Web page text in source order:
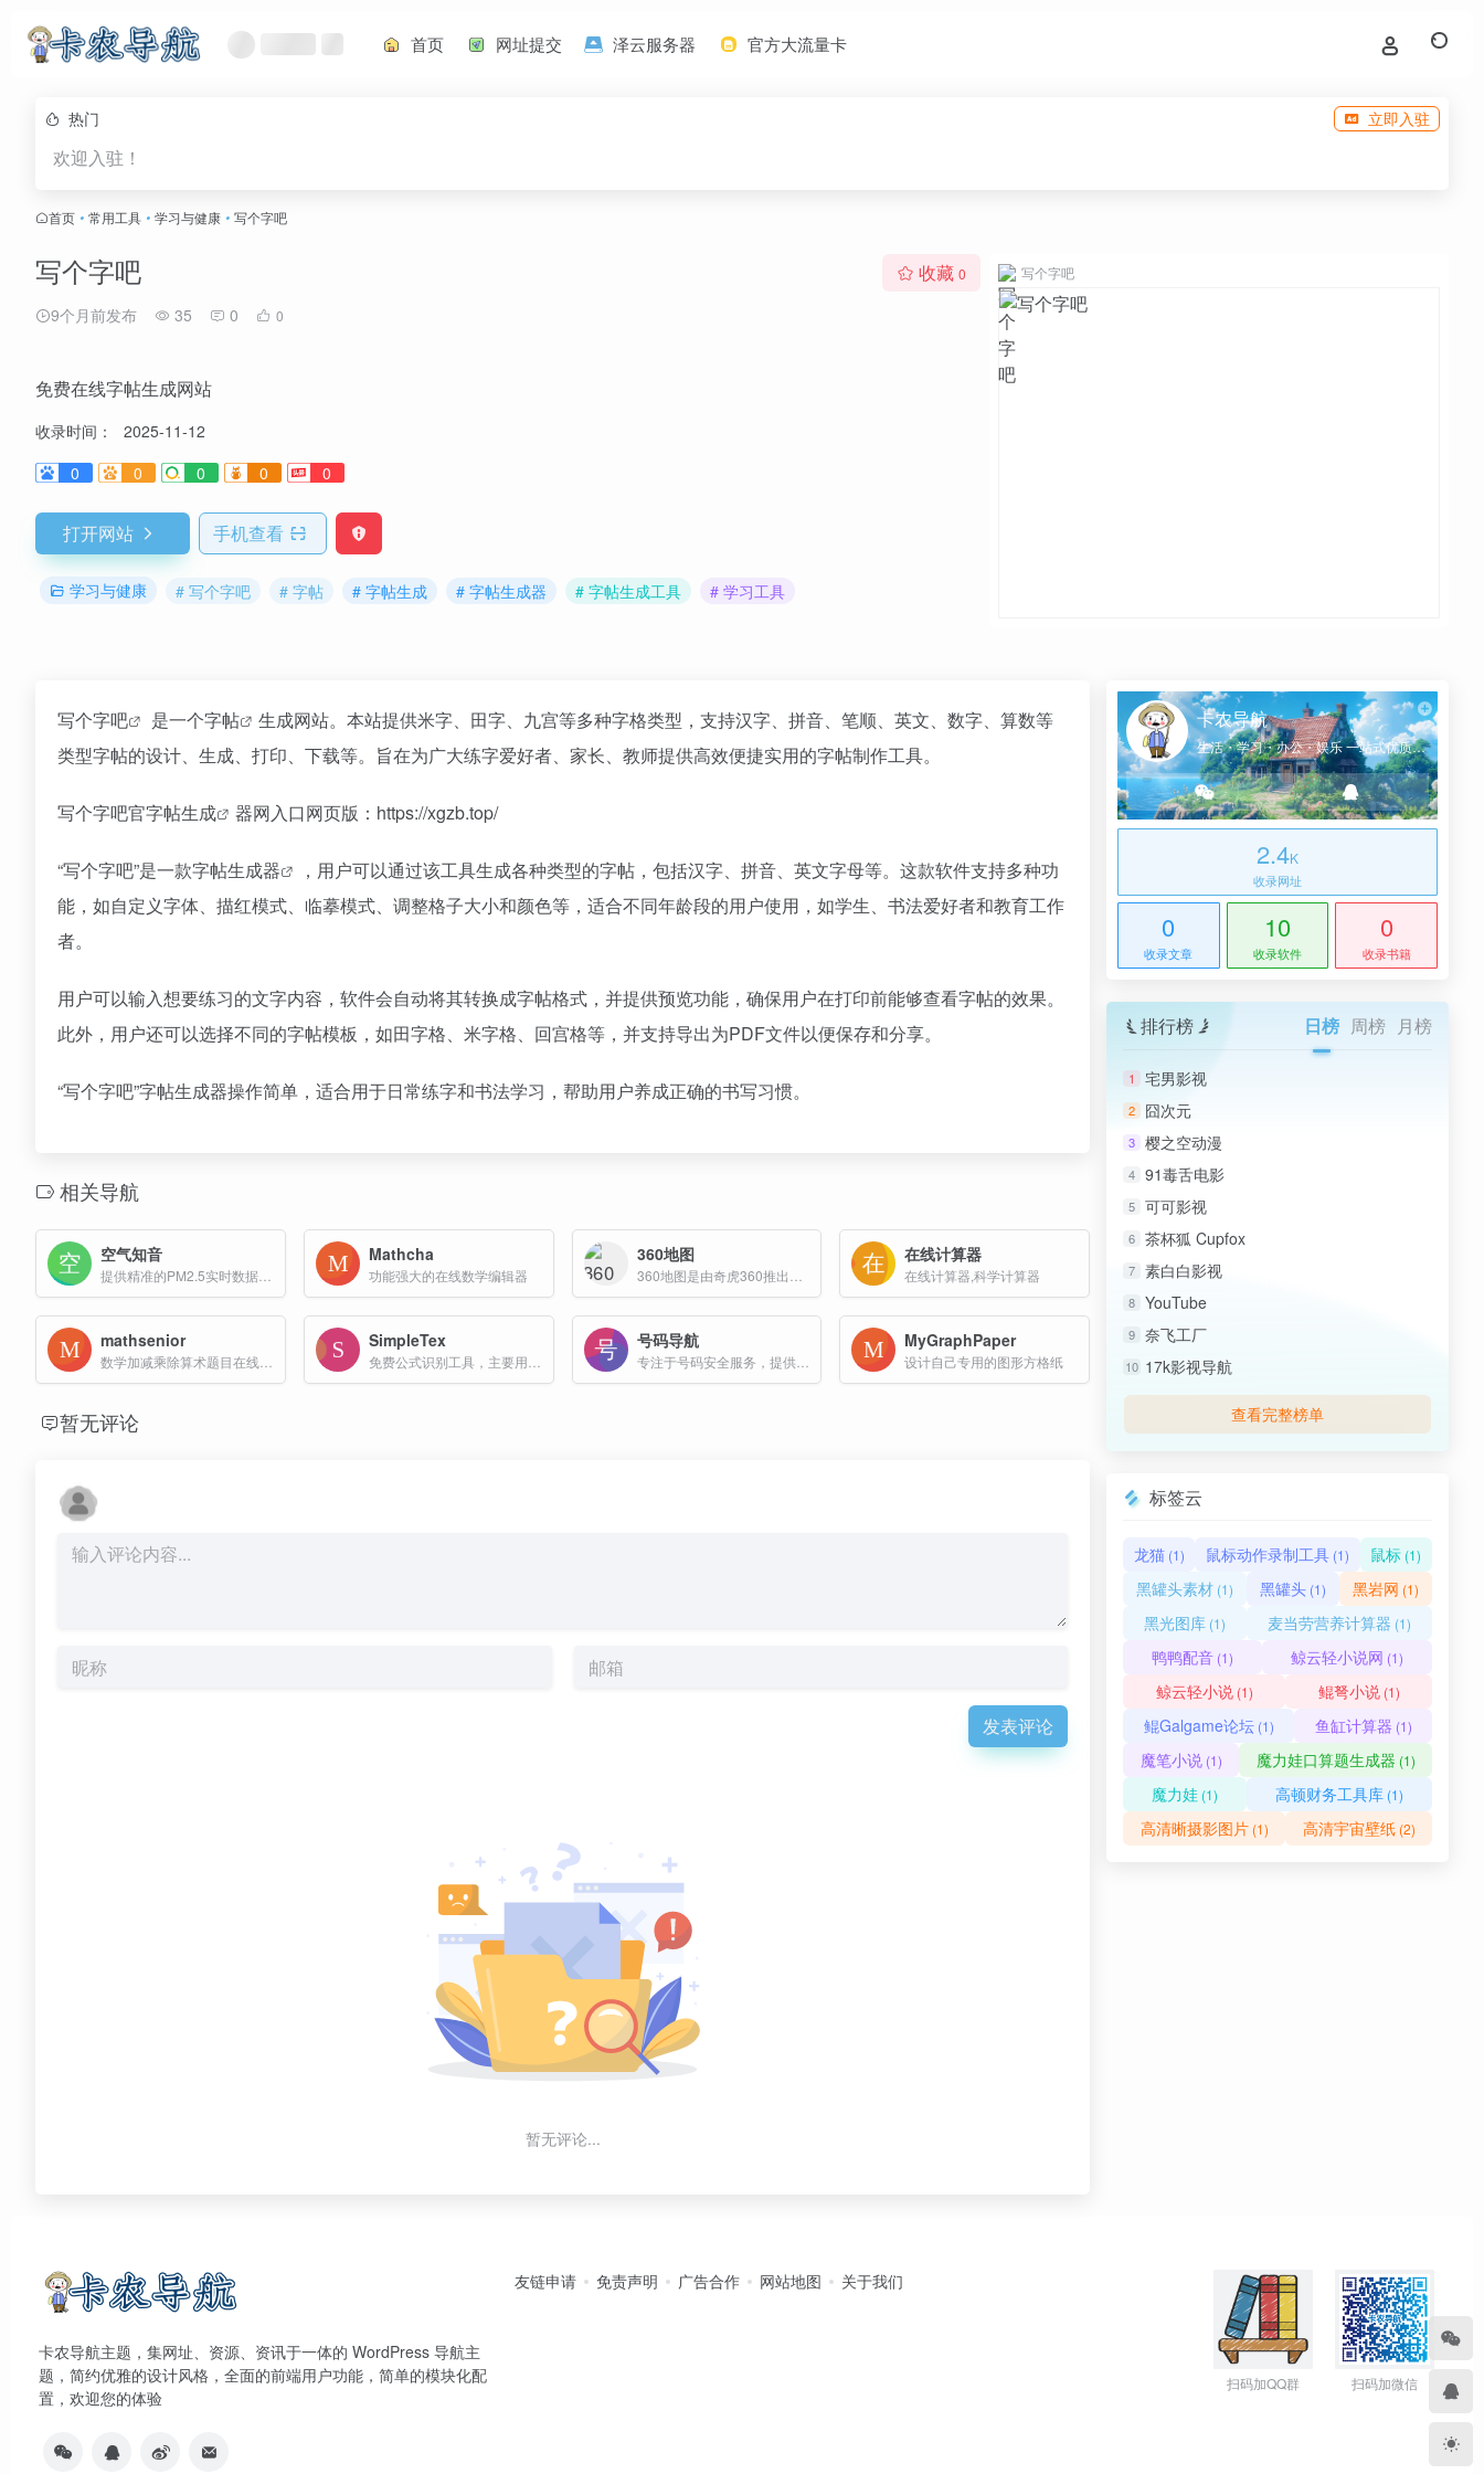
首页 网址提交 泽云服务器 官方大流量卡
热门 立即入驻
欢迎入驻！
首页 • 常用工具 • 学习与健康 • 写个字吧
写个字吧
9个月前发布 35 0 0
收藏 0
免费在线字帖生成网站
收录时间：
2025-11-12
0
0 0 0 0
打开网站 手机查看
学习与健康 # 写个字吧 # 字帖 # 字帖生成 # 字帖生成器 # 字帖生成工具 # 学习工具
写个字吧
写个字吧 是一个字帖
生成网站。本站提供米字、田字、九宫等多种字格类型，支持汉字、拼音、笔顺、英文、数字、算数等
类型字帖的设计、生成、打印、下载等。旨在为广大练字爱好者、家长、教师提供高效便捷实用的字帖制作工具。
写个字吧官字帖生成 器网入口网页版：https://xgzb.top/
“写个字吧”是一款字帖生成器
，用户可以通过该工具生成各种类型的字帖，包括汉字、拼音、英文字母等。这款软件支持多种功
能，如自定义字体、描红模式、临摹模式、调整格子大小和颜色等，适合不同年龄段的用户使用，如学生、书法爱好者和教育工作
者。
用户可以输入想要练习的文字内容，软件会自动将其转换成字帖格式，并提供预览功能，确保用户在打印前能够查看字帖的效果。
此外，用户还可以选择不同的字帖模板，如田字格、米字格、回宫格等，并支持导出为PDF文件以便保存和分享。
“写个字吧”字帖生成器操作简单，适合用于日常练字和书法学习，帮助用户养成正确的书写习惯。
相关导航
空气知音 Mathcha
功能强大的在线数学编辑器
360地图 在线计算器
在线计算器,科学计算器
mathsenior SimpleTex 号码导航
专注于号码安全服务，提供电话号码查询，电话号码认证，电话号码举报，电话号码防骚扰登记等全方位号码信息服务
MyGraphPaper
设计自己专用的图形方格纸
暂无评论
发表评论
暂无评论...
卡农导航
生活・学习・办公・娱乐 一站式优质网址导航
2.4K
收录网址
0
收录文章
10
收录软件
0
收录书籍
排行榜 日榜 周榜 月榜
1 宅男影视
2 囧次元
3 樱之空动漫
4 91毒舌电影
5 可可影视
6 茶杯狐 Cupfox
7 素白白影视
8 YouTube
9 奈飞工厂
10 17k影视导航
查看完整榜单
标签云
龙猫(1) 鼠标动作录制工具(1) 鼠标 (1)
黑罐头素材 (1) 黑罐头 (1) 黑岩网 (1)
黑光图库 (1) 麦当劳营养计算器 (1)
鸭鸭配音 (1) 鲸云轻小说网 (1)
鲸云轻小说(1) 鲲弩小说(1)
鲲Galgame论坛(1) 鱼缸计算器 (1)
魔笔小说(1) 魔力娃口算题生成器 (1)
魔力娃 (1) 高顿财务工具库 (1)
高清晰摄影图片(1) 高清宇宙壁纸(2)
卡农导航主题，集网址、资源、资讯于一体的 WordPress 导航主
题，简约优雅的设计风格，全面的前端用户功能，简单的模块化配
置，欢迎您的体验
友链申请 免责声明 广告合作 网站地图 关于我们
扫码加QQ群 扫码加微信